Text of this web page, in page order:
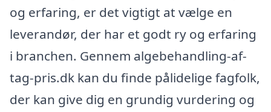
og erfaring, er det vigtigt at vælge en
leverandør, der har et godt ry og erfaring
i branchen. Gennem algebehandling-af-
tag-pris.dk kan du finde pålidelige fagfolk,
der kan give dig en grundig vurdering og